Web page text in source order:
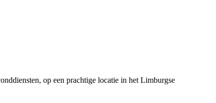
op een prachtige locatie in het Limburgse